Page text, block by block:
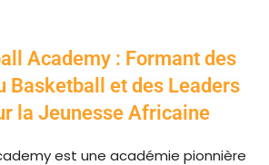
Academy : Formant des
Basketball et des Leaders
la Jeunesse Africaine
est une académie pionnière